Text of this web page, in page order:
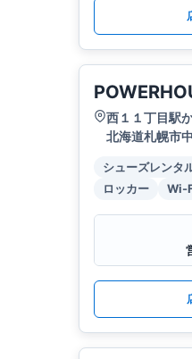
西１１丁目駅
北海道札幌市
シューズレンタ
ロッカー
Wi-